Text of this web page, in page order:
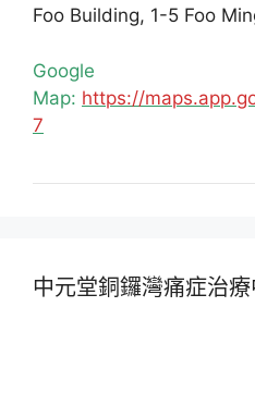
Foo Building, 1-5 Foo
Google
Map: https://
7
中元堂銅鑼灣痛症治